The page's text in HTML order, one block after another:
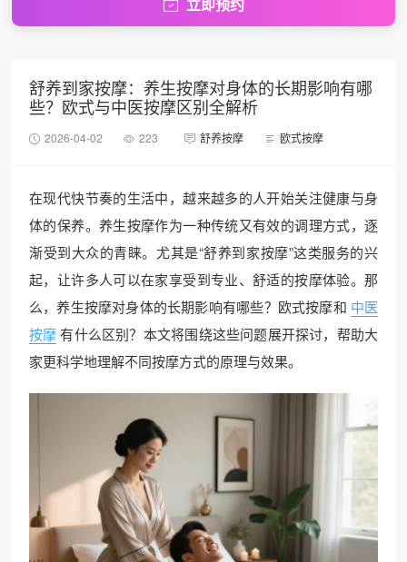
舒养到家按摩：养生按摩对身体的长期影响有哪
些？欧式与中医按摩区别全解析
2026-04-02 223 舒养按摩 欧式按摩
在现代快节奏的生活中，越来越多的人开始关注健康与身
体的保养。养生按摩作为一种传统又有效的调理方式，逐
渐受到大众的青睐。尤其是“舒养到家按摩”这类服务的兴
起，让许多人可以在家享受到专业、舒适的按摩体验。那
么，养生按摩对身体的长期影响有哪些？欧式按摩和 中医
按摩 有什么区别？本文将围绕这些问题展开探讨，帮助大
家更科学地理解不同按摩方式的原理与效果。